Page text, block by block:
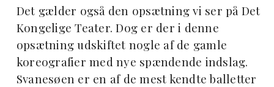
Det gælder også den opsætning vi ser på Det
Kongelige Teater. Dog er der i denne
opsætning udskiftet nogle af de gamle
koreografier med nye spændende indslag.
Svanesøen er en af de mest kendte balletter